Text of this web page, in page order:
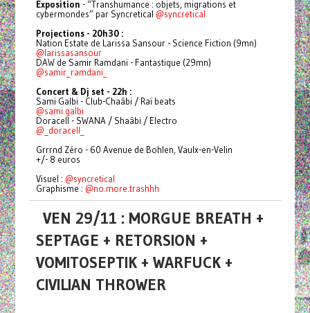
Exposition - “Transhumance : objets, migrations et
cybermondes” par Syncretical @syncretical
Projections - 20h30 :
Nation Estate de Larissa Sansour - Science Fiction (9mn)
@larissasansour
DAW de Samir Ramdani - Fantastique (29mn)
@samir_ramdani_
Concert & Dj set - 22h :
Sami Galbi - Club-Chaâbi / Raï beats
@sami.galbi
Doracell - SWANA / Shaâbi / Electro
@_doracell_
Grrrnd Zéro - 60 Avenue de Bohlen, Vaulx-en-Velin
+/- 8 euros
Visuel : @syncretical
Graphisme : @no.more.trashhh
VEN 29/11 : MORGUE BREATH +
SEPTAGE + RETORSION +
VOMITOSEPTIK + WARFUCK +
CIVILIAN THROWER